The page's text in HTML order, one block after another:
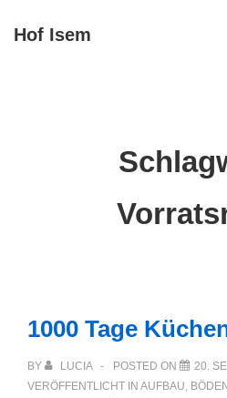
ZumHof Isem
1000 Tage
BY LUCIA POSTED ON
20.
VERÖFFENTLICHT IN AUFBAU, BÖDEN